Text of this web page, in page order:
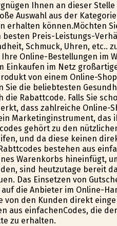
Ihnen an dieser
Auswahl aus der
erhalten können.Möchten
Preis-Leistungs-
Schmuck, Uhren, etc..
Online-Bestellungen im
Einkaufen im Netz
von einem Online-
Sie die beliebtesten
Rabattcode. Falls Sie
dass zahlreiche Online-
Marketinginstrument,
gehört zu den
und da diese keinen
bestehen aus
Warenkorbs hineinfügt,
sind heutzutage bereit
Das Einsetzen von
die Anbieter im Online-
von den Kunden direkt
aus einfachenCodes, die
zu erhalten.